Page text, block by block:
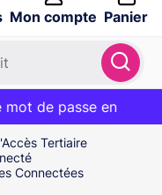
Mon compte Panier
sur votre panier
le codeBIENVENUE
de passe en
Tertiaire
Connectées